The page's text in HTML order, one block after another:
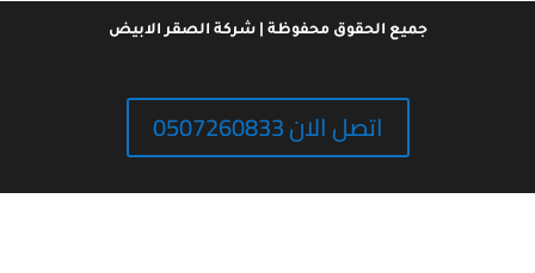
جميع الحقوق محفوظة | شركة الصقر الابيض
اتصل الان 0507260833